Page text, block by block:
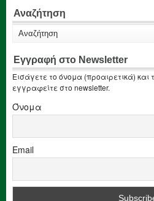
Αναζήτηση
Εγγραφή στο Newsletter
Εισάγετε το όνομα (προαιρετικά) και
εγγραφείτε στο newsletter.
Όνομα
Email